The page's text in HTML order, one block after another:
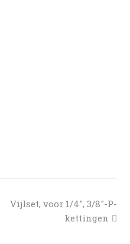
next
Vijlset, voor 1/4″, 3/8″-P-
kettingen